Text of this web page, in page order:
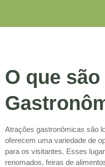
O que
Atrações gastronômicas são
oferecem uma variedade de
para os visitantes. Esses
renomados, feiras de